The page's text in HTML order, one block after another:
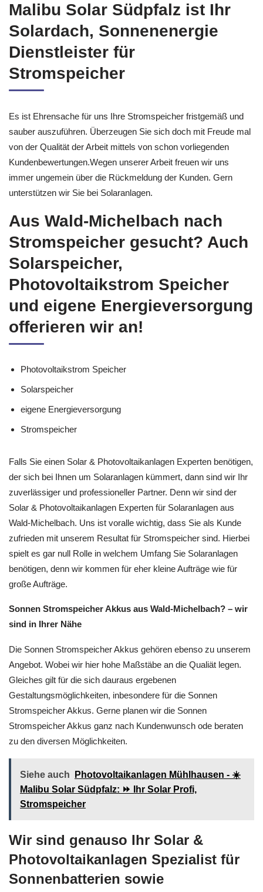
Malibu Solar Südpfalz ist Ihr
Solardach, Sonnenenergie
Dienstleister für
Stromspeicher
Es ist Ehrensache für uns Ihre Stromspeicher fristgemäß und
sauber auszuführen. Überzeugen Sie sich doch mit Freude mal
von der Qualität der Arbeit mittels von schon vorliegenden
Kundenbewertungen.Wegen unserer Arbeit freuen wir uns
immer ungemein über die Rückmeldung der Kunden. Gern
unterstützen wir Sie bei Solaranlagen.
Aus Wald-Michelbach nach
Stromspeicher gesucht? Auch
Solarspeicher,
Photovoltaikstrom Speicher
und eigene Energieversorgung
offerieren wir an!
Photovoltaikstrom Speicher
Solarspeicher
eigene Energieversorgung
Stromspeicher
Falls Sie einen Solar & Photovoltaikanlagen Experten benötigen,
der sich bei Ihnen um Solaranlagen kümmert, dann sind wir Ihr
zuverlässiger und professioneller Partner. Denn wir sind der
Solar & Photovoltaikanlagen Experten für Solaranlagen aus
Wald-Michelbach. Uns ist voralle wichtig, dass Sie als Kunde
zufrieden mit unserem Resultat für Stromspeicher sind. Hierbei
spielt es gar null Rolle in welchem Umfang Sie Solaranlagen
benötigen, denn wir kommen für eher kleine Aufträge wie für
große Aufträge.
Sonnen Stromspeicher Akkus aus Wald-Michelbach? – wir
sind in Ihrer Nähe
Die Sonnen Stromspeicher Akkus gehören ebenso zu unserem
Angebot. Wobei wir hier hohe Maßstäbe an die Qualiät legen.
Gleiches gilt für die sich dauraus ergebenen
Gestaltungsmöglichkeiten, inbesondere für die Sonnen
Stromspeicher Akkus. Gerne planen wir die Sonnen
Stromspeicher Akkus ganz nach Kundenwunsch ode beraten
zu den diversen Möglichkeiten.
Siehe auch
Photovoltaikanlagen Mühlhausen - ☀️
Malibu Solar Südpfalz: ⏩ Ihr Solar Profi,
Stromspeicher
Wir sind genauso Ihr Solar &
Photovoltaikanlagen Spezialist für
Sonnenbatterien sowie